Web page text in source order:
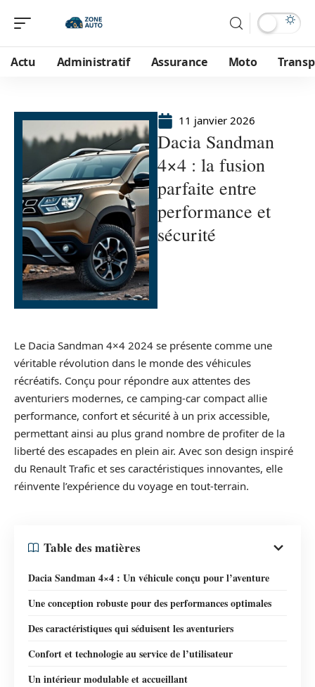
Actu Administratif Assurance Moto
11 janvier 2026
Dacia Sandman
4×4 : la fusion
parfaite entre
performance et
sécurité
Le Dacia Sandman 4×4 2024 se présente comme une
véritable révolution dans le monde des véhicules
récréatifs. Conçu pour répondre aux attentes des
aventuriers modernes, ce camping-car compact allie
performance, confort et sécurité à un prix accessible,
permettant ainsi au plus grand nombre de profiter de la
liberté des escapades en plein air. Avec son design inspiré
du Renault Trafic et ses caractéristiques innovantes, elle
réinvente l’expérience du voyage en tout-terrain.
Table des matières
Dacia Sandman 4×4 : Un véhicule conçu pour l’aventure
Une conception robuste pour des performances optimales
Des caractéristiques qui séduisent les aventuriers
Confort et technologie au service de l’utilisateur
Un intérieur modulable et accueillant